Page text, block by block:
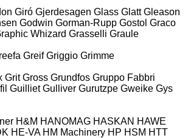
Giró Gjerdesagen Glass Glatt Gleason
Godwin Gorman-Rupp Gostol Graco
Whizard Grasselli Graule
Greif Griggio Grimme
Grit Gross Grundfos Gruppo Fabbri
Guilliet Gulliver Gurutzpe Gweike Gys
H&M HANOMAG HASKAN HAWE
HE-VA HM Machinery HP HSM HTT